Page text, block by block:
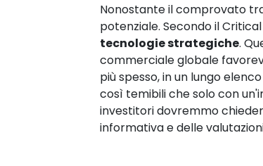
Nonostante il comprovato
potenziale. Secondo il
tecnologie strategiche.
commerciale globale
più spesso, in un lungo
così temibili che solo con
investitori dovremmo
informativa e delle